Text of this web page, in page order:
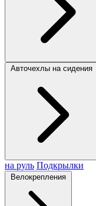
Авточехлы на сидения
на руль Подкрылки
Велокрепления